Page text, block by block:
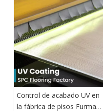
Control de acabado UV en
la fábrica de pisos Furman